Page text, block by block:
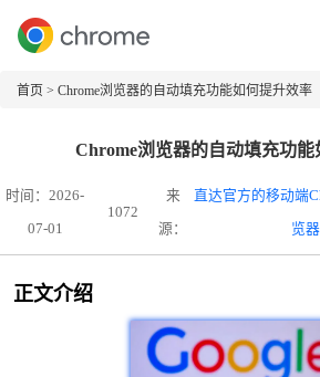
首页 > Chrome浏览器的自动填充功能如何提升效率
Chrome浏览器的自动填充功
时间：2026-
07-01
1072
来
源：
直达官方的移动端
览
正文介绍